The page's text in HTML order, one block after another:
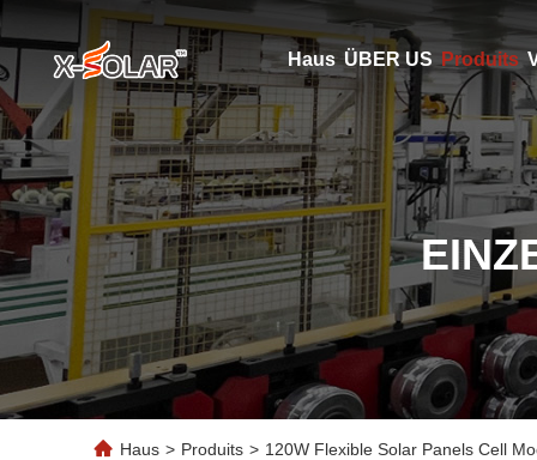
Haus ÜBER US Produits
Haus > Produits > 120W Flexible Solar Panels Cell